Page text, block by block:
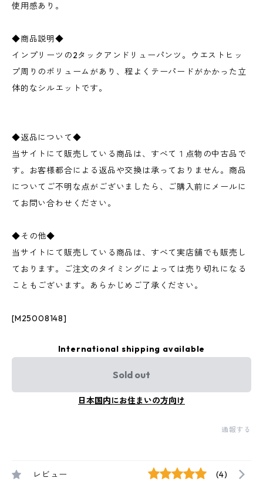
使用感あり。
◆商品説明◆
インプリーツの2タックアンドリューパンツ。ウエストヒッ
プ周りのボリュームがあり、程よくテーパードがかかった立
体的なシルエットです。
◆返品について◆
当サイトにて販売している商品は、すべて１点物の中古品で
す。お客様都合による返品や交換は承っておりません。商品
についてご不明な点がございましたら、ご購入前にメールに
てお問い合わせください。
◆その他◆
当サイトにて販売している商品は、すべて実店舗でも販売し
ております。ご注文のタイミングによっては売り切れになる
こともございます。あらかじめご了承ください。
[M25008148]
International shipping available
Sold out
日本国内にお住まいの方向け
通報する
レビュー (4)